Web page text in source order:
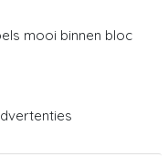
mooi binnen bloc